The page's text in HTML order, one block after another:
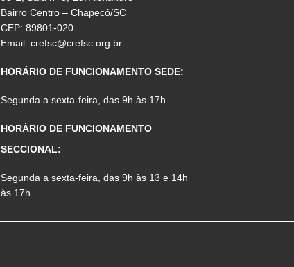
Bairro Centro – Chapecó/SC
CEP: 89801-020
Email:crefsc@crefsc.org.br
HORÁRIO DE FUNCIONAMENTO SEDE:
Segunda a sexta-feira, das 9h às 17h
HORÁRIO DE FUNCIONAMENTO
SECCIONAL:
Segunda a sexta-feira, das 9h às 13 e 14h
às 17h